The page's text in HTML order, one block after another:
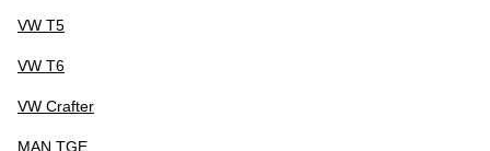
VW T5
VW T6
VW Crafter
MAN TGE